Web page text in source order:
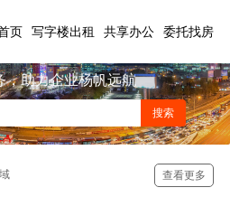
页 写字楼出租 共享办公 委托找房
，助力企业杨帆远航
查看更多